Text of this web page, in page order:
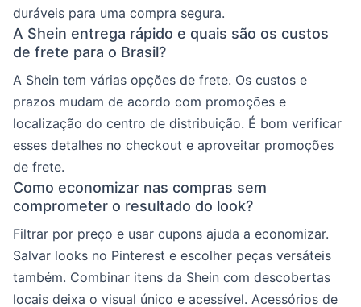
duráveis para uma compra segura.
A Shein entrega rápido e quais são os custos
de frete para o Brasil?
A Shein tem várias opções de frete. Os custos e
prazos mudam de acordo com promoções e
localização do centro de distribuição. É bom verificar
esses detalhes no checkout e aproveitar promoções
de frete.
Como economizar nas compras sem
comprometer o resultado do look?
Filtrar por preço e usar cupons ajuda a economizar.
Salvar looks no Pinterest e escolher peças versáteis
também. Combinar itens da Shein com descobertas
locais deixa o visual único e acessível. Acessórios de